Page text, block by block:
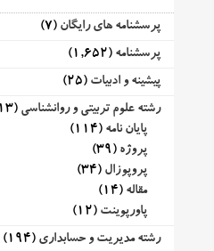
پرسشنامه های رایگان (7)
پرسشنامه (1,652)
پیشینه و ادبیات (25)
رشته علوم تربیتی و روانشناسی (213)
پایان نامه (114)
پروژه (39)
پروپوزال (34)
مقاله (14)
پاورپوینت (12)
رشته مدیریت و حسابداری (194)